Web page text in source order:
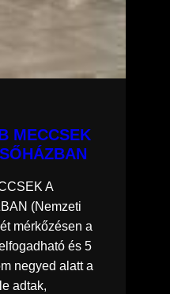
MECCSEK
A
(Nemzeti
mérkőzésen a
és 5
negyed alatt a
adtak,